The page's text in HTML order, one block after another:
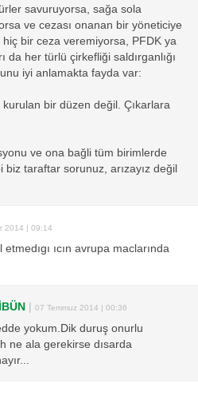
savuruyorsa, sağa sola
ve cezası onanan bir yöneticiye
bir ceza veremiyorsa, PFDK ya
da her türlü çirkefliği saldırganlığı
iyi anlamakta fayda var:
bir düzen değil. Çıkarlara
ve ona bağli tüm birimlerde
taraftar sorunuz, arızayız değil
2014 | 09:14
ıcın avrupa maclarında
| 07 Temmuz 2014 | 00:36
yokum.Dik duruş onurlu
ne ala gerekirse dısarda